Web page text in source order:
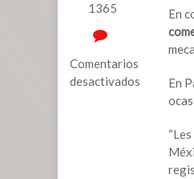
1365
Comentarios
desactivados
En
En